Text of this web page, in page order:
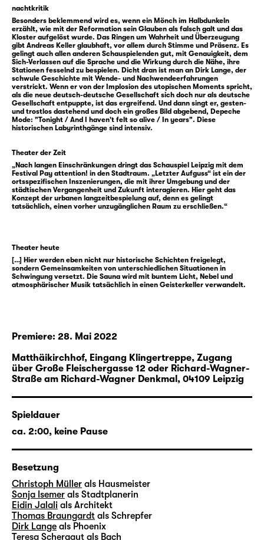
Areals Matthäikirchhof geht das Wiener
Kollektiv DARUM der Frage nach, welche
unversöhnten Themen und Konflikte der
Vergangenheit in Form Sprengkraft
bergender Potenziale ins Hier und Jetzt
hineinwirken. Als immersive Performance
zwischen Theaterstück und multimedialer
Installation gibt „Letzter Aufguss“ seinem
Publikum die Möglichkeit, einem
breitgefächerten Figurenpersonal aus
zahlreichen Jahrhunderten Leipziger
Geschichte zu begegnen, und stellt dabei die
Frage, wie wir die Zukunft im Angesicht einer
sich zunehmend aufheizenden Gegenwart
gestalten wollen.
Kai Krösche (Regie) sowie Laura Andreß
(Dramaturgie) wurde zweimal für den
österreichischen Nestroy-Theaterpreis
nominiert sowie zum Impulse Theater Festival
verwischenden Arbeiten bewegen sich an
zwischen Performance, Installation, Film,
Ton- und Videokunst.
Infos zur urbanen Langzeitbespielung:
„Pay attention!
nachtkritik
Besonders beklemmend wird es, wenn ein Mönch im Halbdunkeln
erzählt, wie mit der Reformation sein Glauben als falsch galt und das
Kloster aufgelöst wurde. Das Ringen um Wahrheit und Überzeugung
gibt Andreas Keller glaubhaft, vor allem durch Stimme und Präsenz. Es
gelingt auch allen anderen Schauspielenden gut, mit Genauigkeit, dem
Sich-Verlassen auf die Sprache und die Wirkung durch die Nähe, ihre
Stationen fesselnd zu bespielen. Dicht dran ist man an Dirk Lange, der
schwule Geschichte mit Wende- und Nachwendeerfahrungen
verstrickt. Wenn er von der Implosion des utopischen Moments spricht,
als die neue deutsch-deutsche Gesellschaft sich doch nur als deutsche
Gesellschaft entpuppte, ist das ergreifend. Und dann singt er, gesten-
und trostlos dastehend und doch ein großes Bild abgebend, Depeche
Mode: "Tonight / And I haven't felt so alive / In years". Diese
historischen Labyrinthgänge sind intensiv.
Theater der Zeit
„Nach langen Einschränkungen dringt das Schauspiel Leipzig mit dem
Festival Pay attention! in den Stadtraum. „Letzter Aufguss“ ist ein der
ortsspezifischen Inszenierungen, die mit ihrer Umgebung und der
städtischen Vergangenheit und Zukunft interagieren. Hier geht das
Konzept der urbanen langzeitbespielung auf, denn es gelingt
tatsächlich, einen vorher unzugänglichen Raum zu erschließen.“
Theater heute
[…] Hier werden eben nicht nur historische Schichten freigelegt,
sondern Gemeinsamkeiten von unterschiedlichen Situationen in
Schwingung versetzt. Die Sauna wird mit buntem Licht, Nebel und
atmosphärischer Musik tatsächlich in einen Geisterkeller verwandelt.
Premiere: 28. Mai 2022
Matthäikirchhof, Eingang Klingertreppe, Zugang
über Große Fleischergasse 12 oder Richard-Wagner-
Straße am Richard-Wagner Denkmal, 04109 Leipzig
Spieldauer
ca. 2:00, keine Pause
Besetzung
Christoph Müller als Hausmeister
Sonja Isemer als Stadtplanerin
Eidin Jalali als Architekt
Thomas Braungardt als Schrepfer
Dirk Lange als Phoenix
Teresa Schergaut als Bach